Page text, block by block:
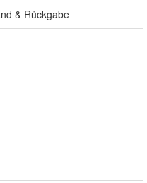
& Rückgabe